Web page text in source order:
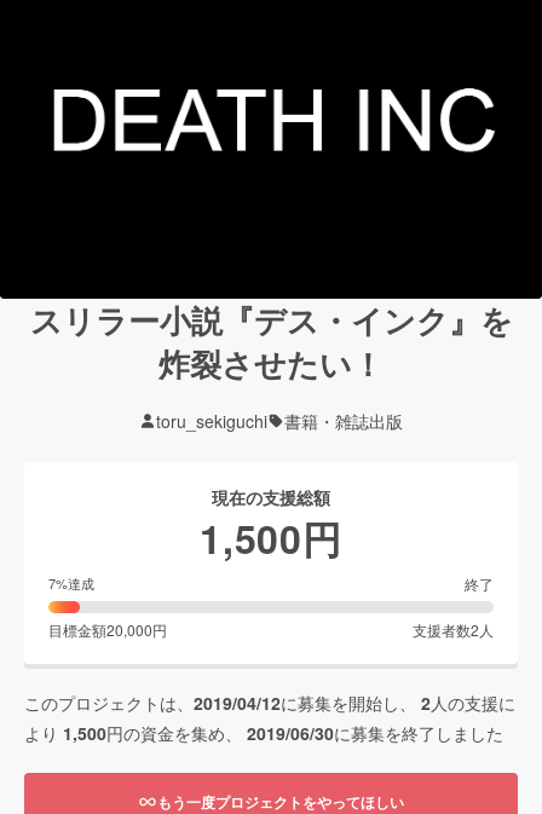
スリラー小説『デス・インク』を
炸裂させたい！
toru_sekiguchi 書籍・雑誌出版
現在の支援総額
1,500円
7%達成 終了
目標金額20,000円 支援者数2 人
このプロジェクトは、 2019/04/12に募集を開始し、 2人の支援に
より 1,500円の資金を集め、 2019/06/30に募集を終了しました
もう一度プロジェクトをやってほしい